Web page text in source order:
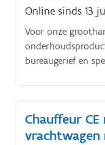
Online sinds 13
Voor onze
bureaugerief en
van onze
Je werkt in alle
doet een 1-10
Chauffeur CE
vrachtwagen